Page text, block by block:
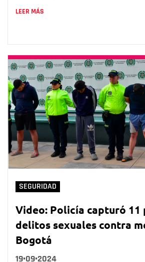
LEER MÁS
SEGURIDAD
Video: Policía capturó 11
delitos sexuales contra
Bogotá
19•09•2024